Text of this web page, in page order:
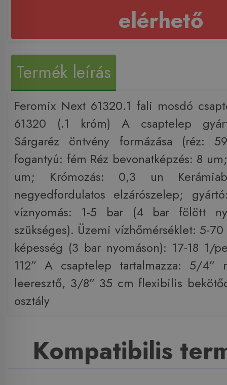
elérhető
Termék leírás
Feromix Next 61320.1 fali mosdó
61320 (.1 króm) A csaptelep
Sárgaréz öntvény formázása (réz:
fogantyú: fém Réz bevonatképzés: 8
um; Krómozás: 0,3 un
negyedfordulatos elzárószelep;
víznyomás: 1-5 bar (4 bar fölött
szükséges). Üzemi vízhőmérséklet: 5-
képesség (3 bar nyomáson): 17-18 1/
112” A csaptelep tartalmazza: 5/4”
leeresztő, 3/8” 35 cm flexibilis
osztály
Kompatibilis